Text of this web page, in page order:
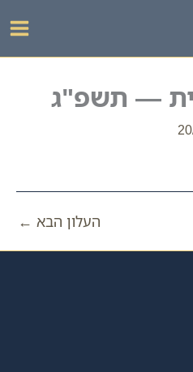
— תשפ"ג
העלון הבא ←